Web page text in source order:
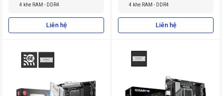
4 khe RAM - DDR4
Liên hệ
4 khe RAM - DDR4
Liên hệ